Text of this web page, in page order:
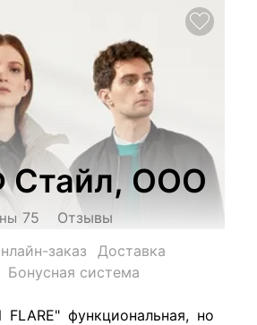
ООО
75
Отзывы
заказ
Доставка
Бонусная система
функциональная, но